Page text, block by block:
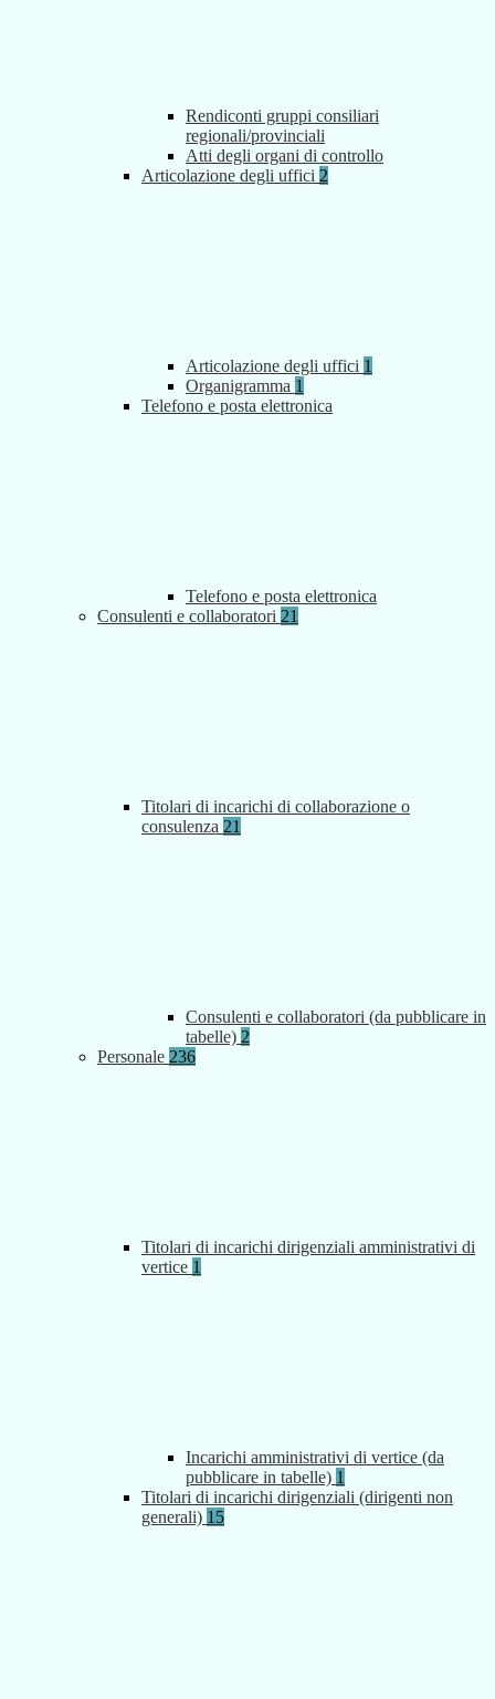
Rendiconti gruppi consiliari
regionali/provinciali
Atti degli organi di controllo
Articolazione degli uffici 2
Articolazione degli uffici 1
Organigramma 1
Telefono e posta elettronica
Telefono e posta elettronica
Consulenti e collaboratori 21
Titolari di incarichi di collaborazione o
consulenza 21
Consulenti e collaboratori (da pubblicare in
tabelle) 2
Personale 236
Titolari di incarichi dirigenziali amministrativi di
vertice 1
Incarichi amministrativi di vertice (da
pubblicare in tabelle) 1
Titolari di incarichi dirigenziali (dirigenti non
generali) 15